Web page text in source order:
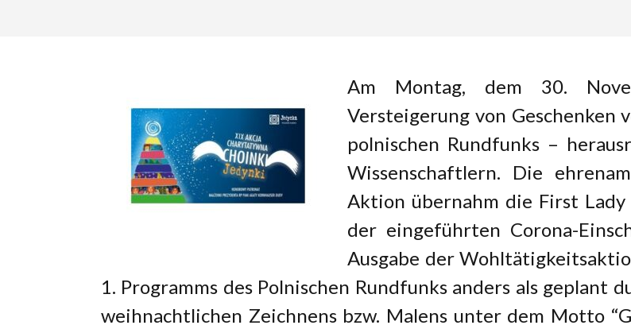
Am Montag, dem 30.
Versteigerung von Geschenken
polnischen Rundfunks –
Wissenschaftlern. Die
Aktion übernahm die First
der eingeführten Corona-
Ausgabe der
1. Programms des Polnischen Rundfunks anders als geplant
weihnachtlichen Zeichnens bzw. Malens unter dem Motto